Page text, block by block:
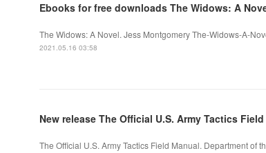
Ebooks for free downloads The Widows: A
The Widows: A Novel. Jess Montgomery The-Widows-A-
2021.05.16 03:58
New release The Official U.S. Army Tactics
The Official U.S. Army Tactics Field Manual. Department of